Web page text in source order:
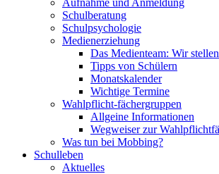
Aufnahme und Anmeldung
Schulberatung
Schulpsychologie
Medienerziehung
Das Medienteam: Wir
Tipps von Schülern
Monatskalender
Wichtige Termine
Wahlpflicht-fächergruppen
Allgeine Informationen
Wegweiser zur
Was tun bei Mobbing?
Schulleben
Aktuelles